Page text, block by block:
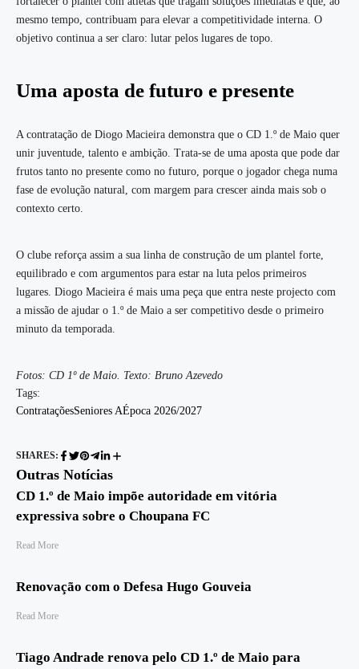
mesmo tempo, contribuam para elevar a competitividade interna. O
objetivo continua a ser claro: lutar pelos lugares de topo.
Uma aposta de futuro e presente
A contratação de Diogo Macieira demonstra que o CD 1.º de Maio quer
unir juventude, talento e ambição. Trata-se de uma aposta que pode dar
frutos tanto no presente como no futuro, porque o jogador chega numa
fase de evolução natural, com margem para crescer ainda mais sob o
contexto certo.
O clube reforça assim a sua linha de construção de um plantel forte,
equilibrado e com argumentos para estar na luta pelos primeiros
lugares. Diogo Macieira é mais uma peça que entra neste projecto com
a missão de ajudar o 1.º de Maio a ser competitivo desde o primeiro
minuto da temporada.
Fotos: CD 1º de Maio. Texto: Bruno Azevedo
Tags:
ContrataçõesSeniores AÉpoca 2026/2027
SHARES:
Outras Notícias
CD 1.º de Maio impõe autoridade em vitória
expressiva sobre o Choupana FC
Read More
Renovação com o Defesa Hugo Gouveia
Read More
Tiago Andrade renova pelo CD 1.º de Maio para